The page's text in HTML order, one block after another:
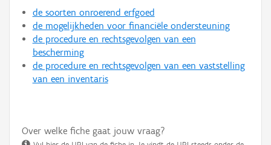
de soorten onroerend erfgoed
de mogelijkheden voor financiële ondersteuning
de procedure en rechtsgevolgen van een
bescherming
de procedure en rechtsgevolgen van een vaststelling
van een inventaris
Over welke fiche gaat jouw vraag?